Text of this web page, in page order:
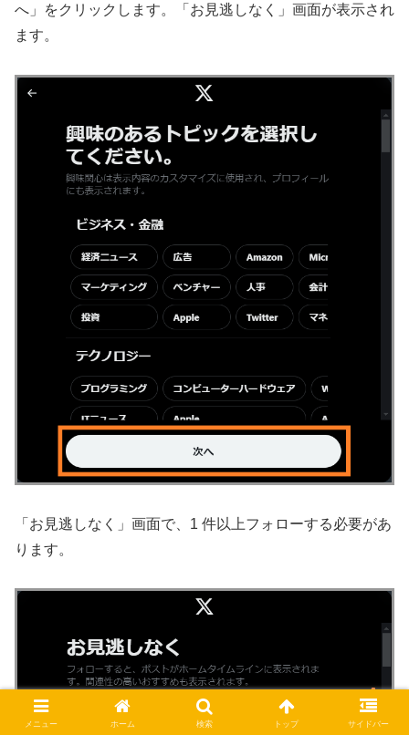
へ」をクリックします。「お見逃しなく」画面が表示され
ます。
「お見逃しなく」画面で、1 件以上フォローする必要があ
ります。
メニュー ホーム 検索 トップ サイドバー